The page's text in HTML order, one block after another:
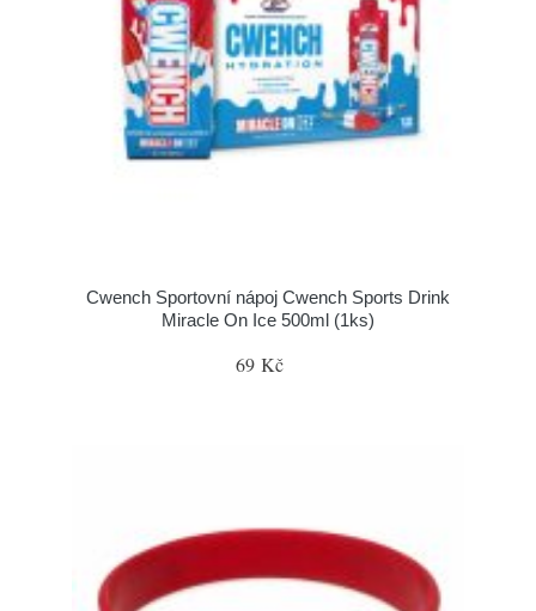
Cwench Sportovní nápoj Cwench Sports Drink
Miracle On Ice 500ml (1ks)
69 Kč